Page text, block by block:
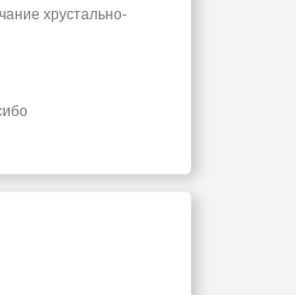
хрустально-